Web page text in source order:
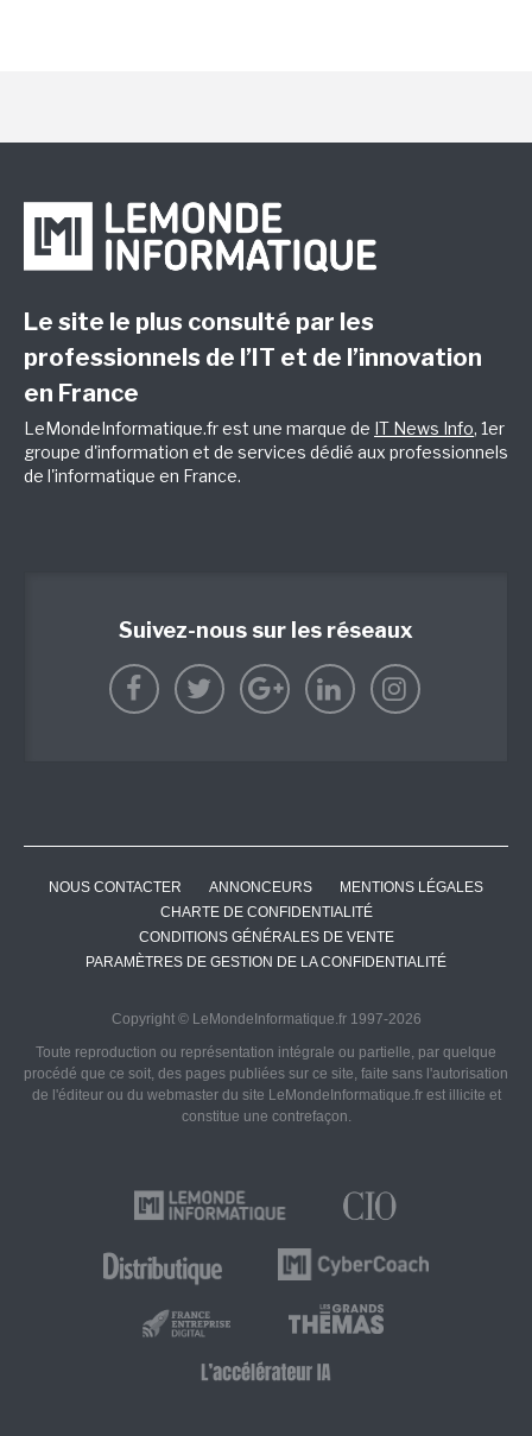
Le site le plus consulté par les
professionnels de l’IT et de l’innovation
en France
LeMondeInformatique.fr est une marque de IT News Info, 1er
groupe d'information et de services dédié aux professionnels
de l'informatique en France.
Suivez-nous sur les réseaux
NOUS CONTACTER ANNONCEURS
MENTIONS LÉGALES
CHARTE DE CONFIDENTIALITÉ
CONDITIONS GÉNÉRALES DE VENTE
PARAMÈTRES DE GESTION DE LA CONFIDENTIALITÉ
Copyright © LeMondeInformatique.fr 1997-2026
Toute reproduction ou représentation intégrale ou partielle, par quelque
procédé que ce soit, des pages publiées sur ce site, faite sans l'autorisation
de l'éditeur ou du webmaster du site LeMondeInformatique.fr est illicite et
constitue une contrefaçon.